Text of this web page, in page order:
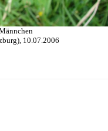
10.07.2006